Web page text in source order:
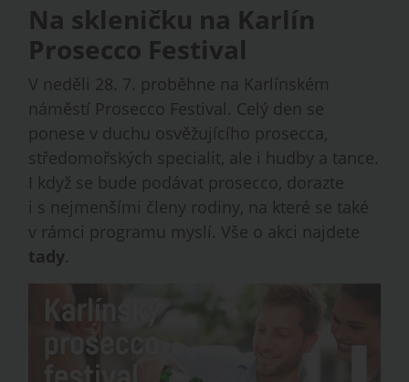
Na skleničku na Karlín
Prosecco Festival
V neděli 28. 7. proběhne na Karlínském
náměstí Prosecco Festival. Celý den se
ponese v duchu osvěžujícího prosecca,
středomořských specialit, ale i hudby a tance.
I když se bude podávat prosecco, dorazte
i s nejmenšími členy rodiny, na které se také
v rámci programu myslí. Vše o akci najdete
tady.